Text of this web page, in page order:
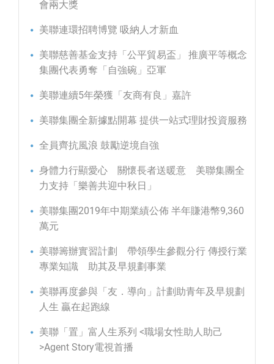
會兩大獎
美聯連環招聘博覽 吸納人才新血
美聯慈善基金支持「公平貿易盃」 推廣平等概念
集團代表勇奪「自強碗」亞軍
美聯連續5年榮獲「友商有良」嘉許
美聯集團全新據點開幕 提供一站式理財投資服務
全員齊抗風浪 鼓勵逆境自強
身體力行顯愛心 關懷長者送暖意 美聯集團全
力支持「樂善共迎中秋日」
美聯集團2019年中期業績公佈 半年賺港幣9,360
萬元
美聯籌辦實習計劃 帶領學生參觀分行 傳授行業
專業知識 助其及早規劃事業
美聯再度參與「友．導向」計劃助青年及早規劃
人生 贏在起跑線
美聯「置」富人生系列 <職場女性助人助己
>Agent Story電視首播